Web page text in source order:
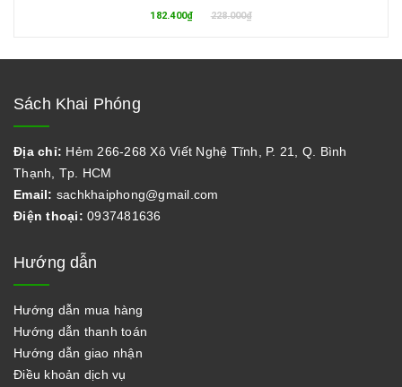
182.400₫ 228.000₫
Sách Khai Phóng
Địa chỉ: Hẻm 266-268 Xô Viết Nghệ Tĩnh, P. 21, Q. Bình
Thạnh, Tp. HCM
Email: sachkhaiphong@gmail.com
Điện thoại: 0937481636
Hướng dẫn
Hướng dẫn mua hàng
Hướng dẫn thanh toán
Hướng dẫn giao nhận
Điều khoản dịch vụ